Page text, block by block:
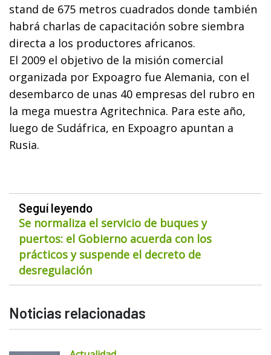
stand de 675 metros cuadrados donde también
habrá charlas de capacitación sobre siembra
directa a los productores africanos.
El 2009 el objetivo de la misión comercial
organizada por Expoagro fue Alemania, con el
desembarco de unas 40 empresas del rubro en
la mega muestra Agritechnica. Para este año,
luego de Sudáfrica, en Expoagro apuntan a
Rusia.
Seguí leyendo
Se normaliza el servicio de buques y
puertos: el Gobierno acuerda con los
prácticos y suspende el decreto de
desregulación
Noticias relacionadas